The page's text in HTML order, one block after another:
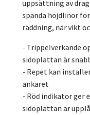
uppsättning av
spända höjdlinor
räddning, när vikt
- Trippelverkande
sidoplattan är
- Repet kan
ankaret
- Röd indikator ger
sidoplattan är